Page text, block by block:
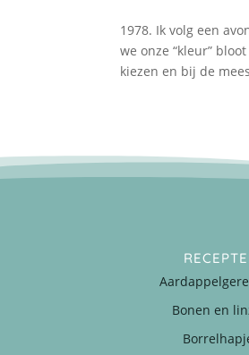
1978. Ik volg een
we onze “kleur”
kiezen en bij de
Bonen en